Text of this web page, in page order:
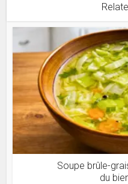
Soupe brûle-
du